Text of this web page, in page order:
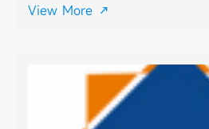
料添加剂可能对模具材料造成腐蚀，材料
View More 